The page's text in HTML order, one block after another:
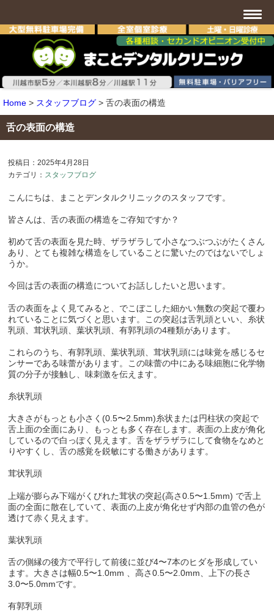
Home > スタッフブログ > 舌の表面の構造
舌の表面の構造
投稿日：2025年4月28日
カテゴリ： スタッフブログ
こんにちは、まことデンタルクリニックのスタッフです。
皆さんは、舌の表面の構造をご存知ですか？
初めて舌の表面を見た時、ザラザラして小さなつぶつぶがたくさん
あり、とても複雑な構造をしていることに驚いたのではないでしょ
うか。
今回は舌の表面の構造についてお話ししたいと思います。
舌の表面をよく見てみると、でこぼこした細かい無数の突起で覆わ
れていることに気づくと思います。この突起は舌乳頭といい、糸状
乳頭、茸状乳頭、葉状乳頭、有郭乳頭の4種類があります。
これらのうち、有郭乳頭、葉状乳頭、茸状乳頭には味覚を感じるセ
ンサーである味蕾があります。この味蕾の中にある味細胞に化学物
質の分子が接触し、味刺激を伝えます。
糸状乳頭
大きさがもっとも小さく(0.5〜2.5mm)糸状または円柱状の突起で
舌上面の全面にあり、もっとも多く存在します。表面の上皮が角化
しているので白っぽく見えます。舌をザラザラにして食物をなめと
りやすくし、舌の感覚を鋭敏にする働きがあります。
茸状乳頭
上端が膨らみ下端がくびれた茸状の突起(高さ0.5〜1.5mm) で舌上
面の全面に散在していて、表面の上皮が角化せず内部の血管の色が
透けて赤く見えます。
葉状乳頭
舌の側縁の後方で平行して前後に並び4〜7本のヒダを形成してい
ます。大きさは幅0.5〜1.0mm 、高さ0.5〜2.0mm、上下の長さ
3.0〜5.0mmです。
有郭乳頭